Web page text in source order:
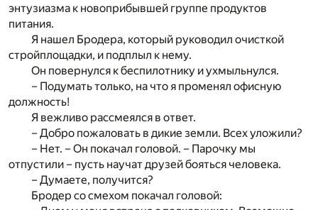
энтузиазма к новоприбывшей группе продуктов
питания.
Я нашел Бродера, который руководил очисткой
стройплощадки, и подплыл к нему.
Он повернулся к беспилотнику и ухмыльнулся.
– Подумать только, на что я променял офисную
должность!
Я вежливо рассмеялся в ответ.
– Добро пожаловать в дикие земли. Всех уложили?
– Нет. – Он покачал головой. – Парочку мы
отпустили – пусть научат друзей бояться человека.
– Думаете, получится?
Бродер со смехом покачал головой: